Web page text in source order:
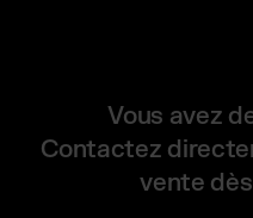
Vous avez
Contactez
vente